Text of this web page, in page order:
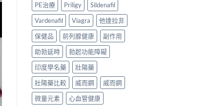
買
指
南〉
2026：
口
服
藥、
噴
劑、
雙
效
片
點
樣
揀？〉
PE治療
Priligy
Sildenafil
Vardenafil
Viagra
他達拉非
保健品
前列腺健康
副作用
助勃延時
勃起功能障礙
印度學名藥
壯陽藥
壯陽藥比較
威而鋼
威而鋼
微量元素
心血管健康